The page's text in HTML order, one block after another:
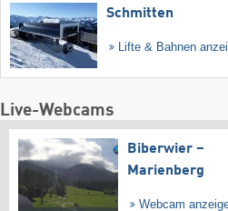
Schmitten
Lifte & Bahnen
Live-Webcams
Biberwier –
Marienberg
Webcam